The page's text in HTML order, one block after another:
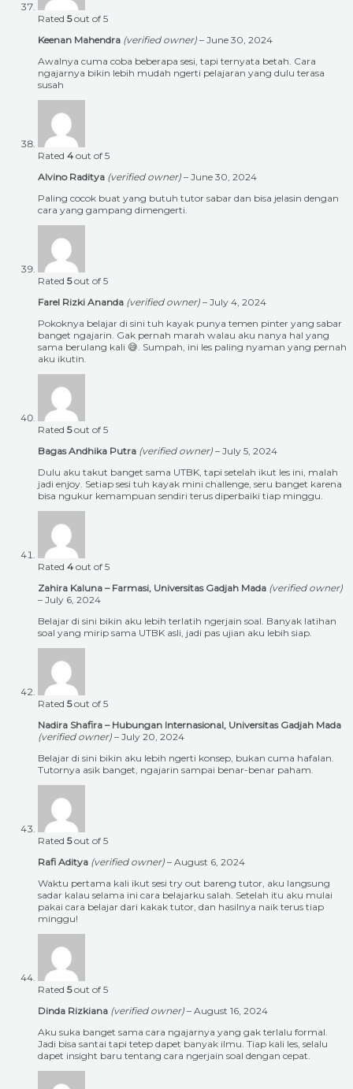
Rated 5out of 5
Keenan Mahendra (verified owner) – June 30, 2024
Awalnya cuma coba beberapa sesi, tapi ternyata betah. Cara
ngajarnya bikin lebih mudah ngerti pelajaran yang dulu terasa
susah
Rated 4 out of 5
Alvino Raditya (verified owner) – June 30, 2024
Paling cocok buat yang butuh tutor sabar dan bisa jelasin dengan
cara yang gampang dimengerti.
Rated 5out of 5
Farel Rizki Ananda (verified owner) – July 4, 2024
Pokoknya belajar di sini tuh kayak punya temen pinter yang sabar
banget ngajarin. Gak pernah marah walau aku nanya hal yang
sama berulang kali 😅. Sumpah, ini les paling nyaman yang pernah
aku ikutin.
Rated 5out of 5
Bagas Andhika Putra (verified owner) – July 5, 2024
Dulu aku takut banget sama UTBK, tapi setelah ikut les ini, malah
jadi enjoy. Setiap sesi tuh kayak mini challenge, seru banget karena
bisa ngukur kemampuan sendiri terus diperbaiki tiap minggu.
Rated 4 out of 5
Zahira Kaluna – Farmasi, Universitas Gadjah Mada (verified owner)
– July 6, 2024
Belajar di sini bikin aku lebih terlatih ngerjain soal. Banyak latihan
soal yang mirip sama UTBK asli, jadi pas ujian aku lebih siap.
Rated 5out of 5
Nadira Shafira – Hubungan Internasional, Universitas Gadjah Mada
(verified owner) – July 20, 2024
Belajar di sini bikin aku lebih ngerti konsep, bukan cuma hafalan.
Tutornya asik banget, ngajarin sampai benar-benar paham.
Rated 5out of 5
Rafi Aditya (verified owner) – August 6, 2024
Waktu pertama kali ikut sesi try out bareng tutor, aku langsung
sadar kalau selama ini cara belajarku salah. Setelah itu aku mulai
pakai cara belajar dari kakak tutor, dan hasilnya naik terus tiap
minggu!
Rated 5out of 5
Dinda Rizkiana (verified owner) – August 16, 2024
Aku suka banget sama cara ngajarnya yang gak terlalu formal.
Jadi bisa santai tapi tetep dapet banyak ilmu. Tiap kali les, selalu
dapet insight baru tentang cara ngerjain soal dengan cepat.